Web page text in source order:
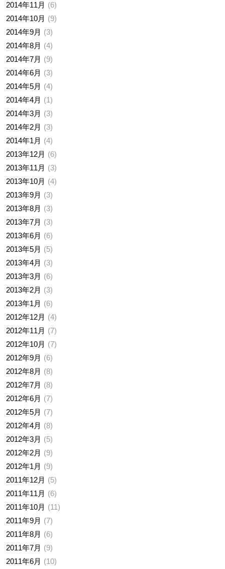
2014年11月
6
2014年10月
9
2014年9月
3
2014年8月
4
2014年7月
9
2014年6月
3
2014年5月
4
2014年4月
1
2014年3月
3
2014年2月
3
2014年1月
4
2013年12月
6
2013年11月
3
2013年10月
4
2013年9月
3
2013年8月
3
2013年7月
3
2013年6月
6
2013年5月
5
2013年4月
3
2013年3月
6
2013年2月
3
2013年1月
6
2012年12月
4
2012年11月
7
2012年10月
7
2012年9月
6
2012年8月
8
2012年7月
8
2012年6月
7
2012年5月
7
2012年4月
8
2012年3月
5
2012年2月
9
2012年1月
9
2011年12月
5
2011年11月
6
2011年10月
11
2011年9月
7
2011年8月
6
2011年7月
9
2011年6月
10